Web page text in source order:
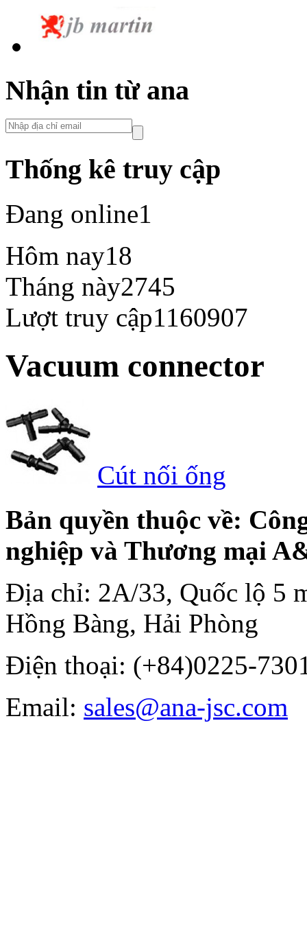
Nhận tin từ ana
Thống kê truy cập
Đang online1
Hôm nay18
Tháng này2745
Lượt truy cập1160907
Vacuum connector
Cút nối ống
Bản quyền thuộc về:
nghiệp và Thương mại
Địa chỉ: 2A/33, Quốc lộ 5
Hồng Bàng, Hải Phòng
Điện thoại: (+84)0225-
Email: sales@ana-jsc.com